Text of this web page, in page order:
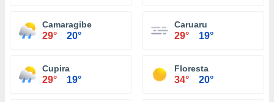
Camaragibe
29° 20°
Caruaru
29° 19°
Cupira
29° 19°
Floresta
34° 20°